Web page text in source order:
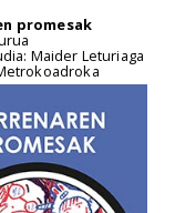
promesak
Maider Leturiaga